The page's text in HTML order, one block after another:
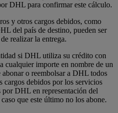
DHL para confirmar este cálculo.
y otros cargos debidos, como
del país de destino, pueden ser
realizar la entrega.
si DHL utiliza su crédito con
cualquier importe en nombre de un
o reembolsar a DHL todos
cargos debidos por los servicios
DHL en representación del
que este último no los abone.